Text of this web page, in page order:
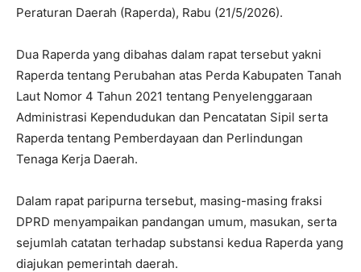
Peraturan Daerah (Raperda), Rabu (21/5/2026).
Dua Raperda yang dibahas dalam rapat tersebut yakni
Raperda tentang Perubahan atas Perda Kabupaten Tanah
Laut Nomor 4 Tahun 2021 tentang Penyelenggaraan
Administrasi Kependudukan dan Pencatatan Sipil serta
Raperda tentang Pemberdayaan dan Perlindungan
Tenaga Kerja Daerah.
Dalam rapat paripurna tersebut, masing-masing fraksi
DPRD menyampaikan pandangan umum, masukan, serta
sejumlah catatan terhadap substansi kedua Raperda yang
diajukan pemerintah daerah.